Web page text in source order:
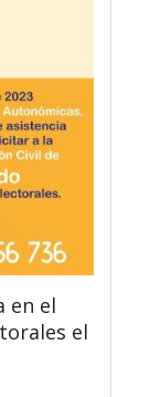
en el
el